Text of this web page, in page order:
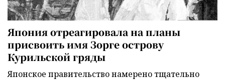
Япония отреагировала на планы
присвоить имя Зорге острову
Курильской гряды
Японское правительство намерено тщательно